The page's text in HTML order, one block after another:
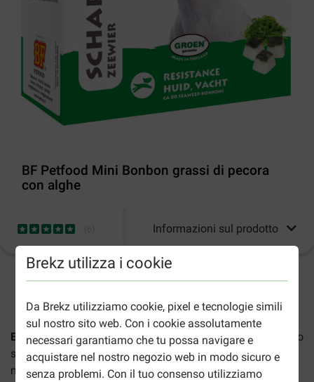
Brekz utilizza i cookie
Da Brekz utilizziamo cookie, pixel e tecnologie simili
sul nostro sito web. Con i cookie assolutamente
necessari garantiamo che tu possa navigare e
acquistare nel nostro negozio web in modo sicuro e
senza problemi. Con il tuo consenso utilizziamo
BF Petfood Mini Bonbon grassi di pecora
con alghe
Informazioni sul prodotto
2-5gg lavorativi stimati per la consegna salvo altre indicazioni
BF Petfood Mini Bonbon Grasso di Pecora con alghe
è uno
spuntino naturale a base di grasso di pecora che aiuta a
mantenere il cane forte e sano.